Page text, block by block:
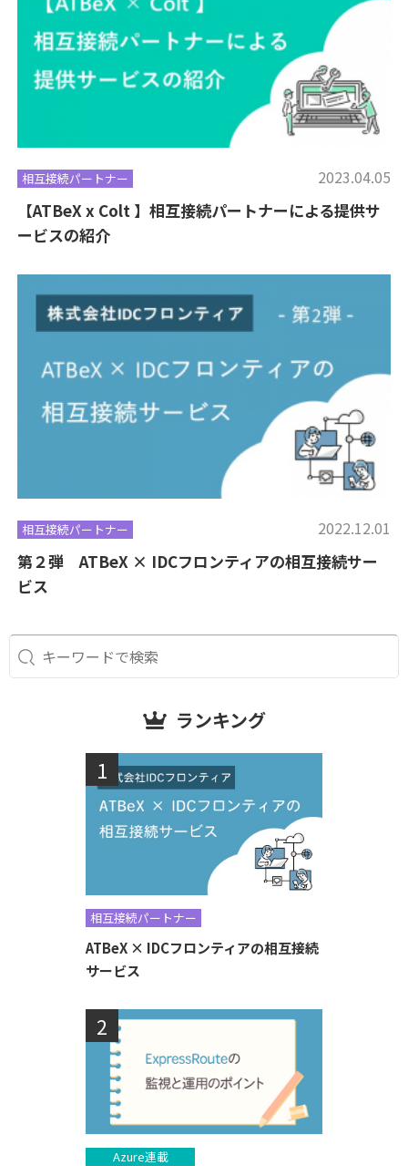
相互接続パートナー 2023.04.05
【ATBeX x Colt 】相互接続パートナーによる提供サ
ービスの紹介
相互接続パートナー 2022.12.01
第２弾 ATBeX × IDCフロンティアの相互接続サー
ビス
ランキング
相互接続パートナー
ATBeX × IDCフロンティアの相互接続
サービス
Azure連載